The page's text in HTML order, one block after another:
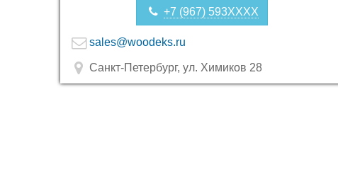
+7 (967) 593XXXX
sales@woodeks.ru
Санкт-Петербург, ул. Химиков 28